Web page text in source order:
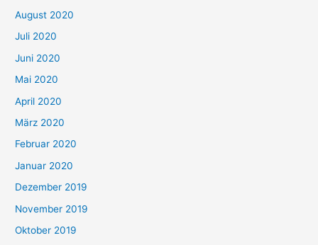
August 2020
Juli 2020
Juni 2020
Mai 2020
April 2020
März 2020
Februar 2020
Januar 2020
Dezember 2019
November 2019
Oktober 2019